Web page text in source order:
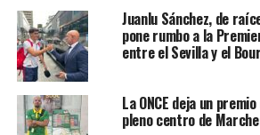
Juanlu Sánchez, de
pone rumbo a la
entre el Sevilla y el
La ONCE deja un
pleno centro de